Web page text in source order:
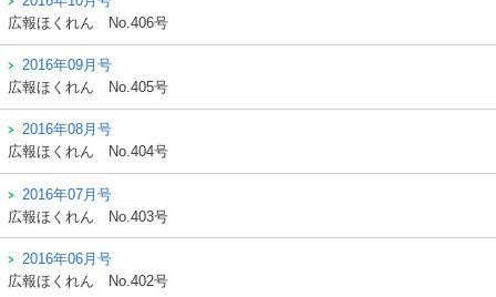
広報ほくれん
No.406号
2016年09月号
広報ほくれん
No.405号
2016年08月号
広報ほくれん
No.404号
2016年07月号
広報ほくれん
No.403号
2016年06月号
広報ほくれん
No.402号